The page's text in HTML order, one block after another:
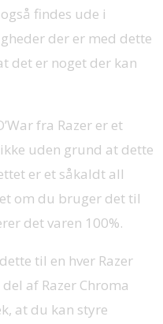
findes ude i
der er med dette
det er noget der kan
fra Razer er et
uden grund at dette
er et såkaldt all
om du bruger det til
det varen 100%.
til en hver Razer
af Razer Chroma
at du kan styre